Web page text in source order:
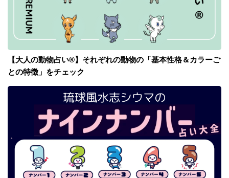
【大人の動物占い®】それぞれの動物の「基本性格＆カラーご
との特徴」をチェック